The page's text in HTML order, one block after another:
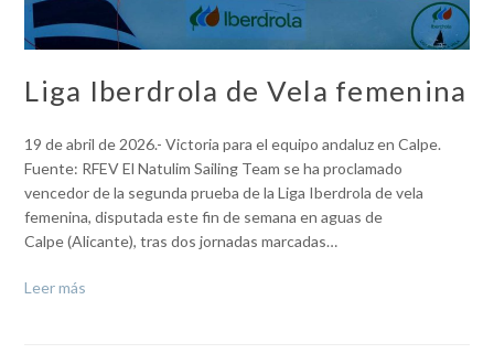
Liga Iberdrola de Vela femenina
19 de abril de 2026.- Victoria para el equipo andaluz en Calpe.
Fuente: RFEV El Natulim Sailing Team se ha proclamado
vencedor de la segunda prueba de la Liga Iberdrola de vela
femenina, disputada este fin de semana en aguas de
Calpe (Alicante), tras dos jornadas marcadas…
Leer más